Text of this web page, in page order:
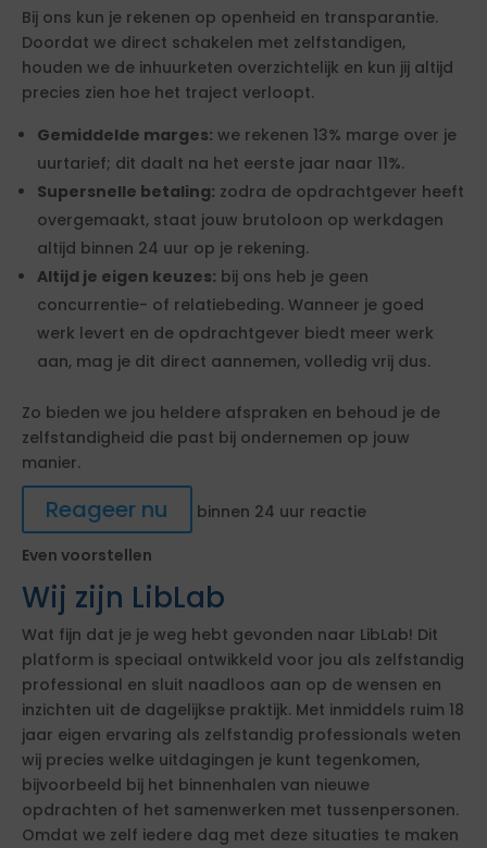
Bij ons kun je rekenen op openheid en transparantie.
Doordat we direct schakelen met zelfstandigen,
houden we de inhuurketen overzichtelijk en kun jij altijd
precies zien hoe het traject verloopt.
Gemiddelde marges: we rekenen 13% marge over je
uurtarief; dit daalt na het eerste jaar naar 11%.
Supersnelle betaling: zodra de opdrachtgever heeft
overgemaakt, staat jouw brutoloon op werkdagen
altijd binnen 24 uur op je rekening.
Altijd je eigen keuzes: bij ons heb je geen
concurrentie- of relatiebeding. Wanneer je goed
werk levert en de opdrachtgever biedt meer werk
aan, mag je dit direct aannemen, volledig vrij dus.
Zo bieden we jou heldere afspraken en behoud je de
zelfstandigheid die past bij ondernemen op jouw
manier.
Reageer nu
binnen 24 uur reactie
Even voorstellen
Wij zijn LibLab
Wat fijn dat je je weg hebt gevonden naar LibLab! Dit
platform is speciaal ontwikkeld voor jou als zelfstandig
professional en sluit naadloos aan op de wensen en
inzichten uit de dagelijkse praktijk. Met inmiddels ruim 18
jaar eigen ervaring als zelfstandig professionals weten
wij precies welke uitdagingen je kunt tegenkomen,
bijvoorbeeld bij het binnenhalen van nieuwe
opdrachten of het samenwerken met tussenpersonen.
Omdat we zelf iedere dag met deze situaties te maken